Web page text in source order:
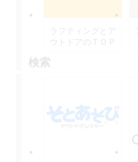
ラフティングとア
ウトドアのＴＯＰ
検索